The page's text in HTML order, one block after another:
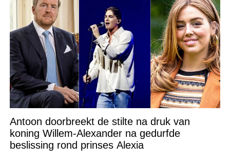
Antoon doorbreekt de stilte na druk van
koning Willem-Alexander na gedurfde
beslissing rond prinses Alexia